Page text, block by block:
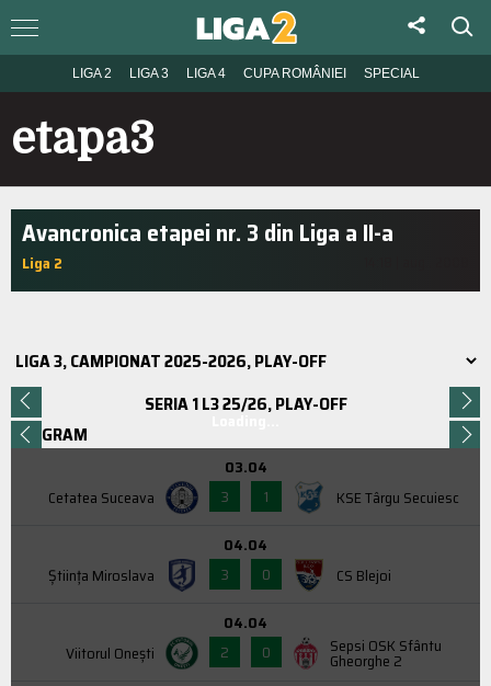
LIGA 2 LIGA 3 LIGA 4 CUPA ROMÂNIEI SPECIAL
etapa3
Avancronica etapei nr. 3 din Liga a II-a
Liga 2
SERIA 1 L3 25/26, PLAY-OFF
PROGRAM
Cetatea Suceava
03.04
3
1 KSE Târgu Secuiesc
Știința Miroslava
04.04
3
0 CS Blejoi
Viitorul Onești
04.04
2
0 Sepsi OSK Sfântu
Gheorghe 2